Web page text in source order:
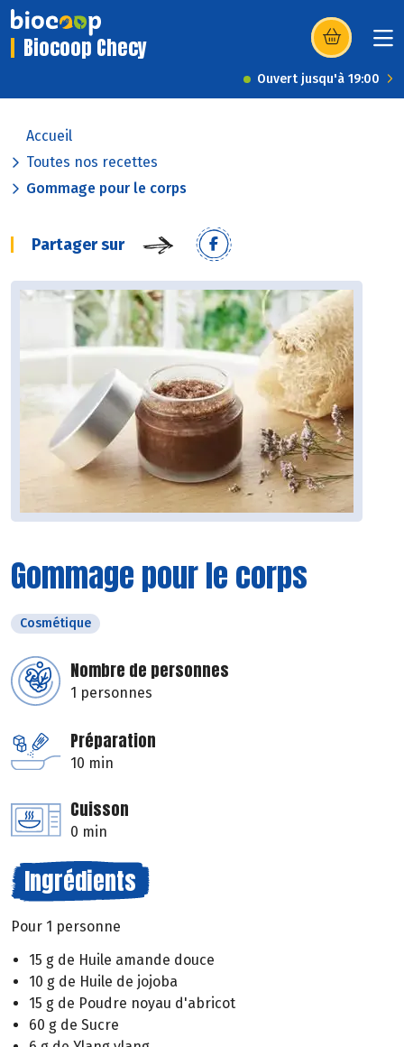
Biocoop Checy (s’ouvre dans
Ouvert jusqu'à 19:00
Accueil
Toutes nos recettes
Gommage pour le corps
Partager sur
Gommage pour le corps
Cosmétique
Nombre de personnes
1 personnes
Préparation
10 min
Cuisson
0 min
Ingrédients
Pour 1 personne
15 g de Huile amande douce
10 g de Huile de jojoba
15 g de Poudre noyau d'abricot
60 g de Sucre